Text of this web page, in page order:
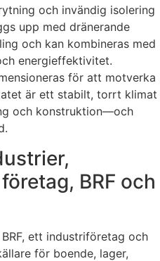
och invändig isolering
upp med dränerande
och kan kombineras med
energieffektivitet.
för att motverka
är ett stabilt, torrt klimat
och konstruktion—och
BRF och
ett industriföretag och
för boende, lager,